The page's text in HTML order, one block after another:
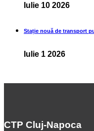
Iulie 10 2026
Stație nouă de transport
Iulie 1 2026
CTP Cluj-Napoca